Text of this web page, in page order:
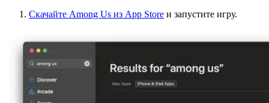
Скачайте Among Us из App Store и запустите игру.